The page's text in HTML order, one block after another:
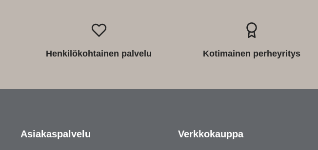
Henkilökohtainen palvelu Kotimainen perheyritys
Asiakaspalvelu Verkkokauppa